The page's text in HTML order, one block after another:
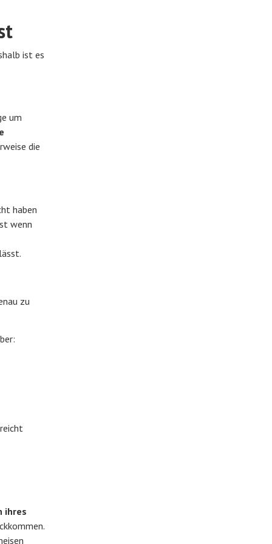
ist es
um
die
haben
wenn
zu
ihres